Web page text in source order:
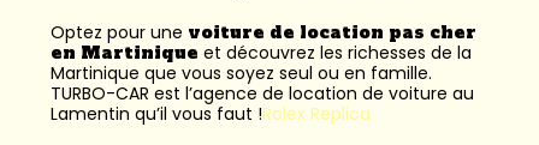
Optez pour une voiture de location pas cher
en Martinique et découvrez les richesses de la
Martinique que vous soyez seul ou en famille.
TURBO-CAR est l’agence de location de voiture au
Lamentin qu’il vous faut !Rolex Replica